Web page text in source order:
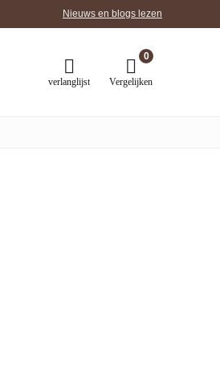
Nieuws en blogs lezen
verlanglijst
0
Vergelijken